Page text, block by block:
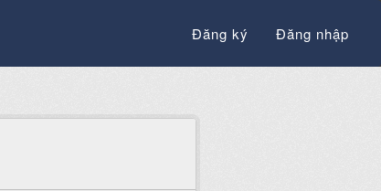
Đăng ký Đăng nhập